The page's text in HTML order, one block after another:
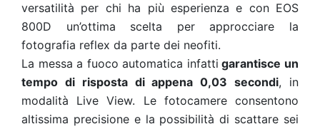
versatilità per chi ha più esperienza e con EOS
800D un’ottima scelta per approcciare la
fotografia reflex da parte dei neofiti.
La messa a fuoco automatica infatti garantisce un
tempo di risposta di appena 0,03 secondi, in
modalità Live View. Le fotocamere consentono
altissima precisione e la possibilità di scattare sei